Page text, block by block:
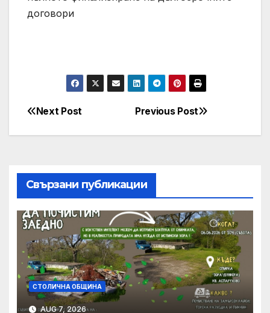
договори
Post
navigation
Previous Post
Next Post
Свързани публикации
СТОЛИЧНА ОБЩИНА
AUG 7, 2026